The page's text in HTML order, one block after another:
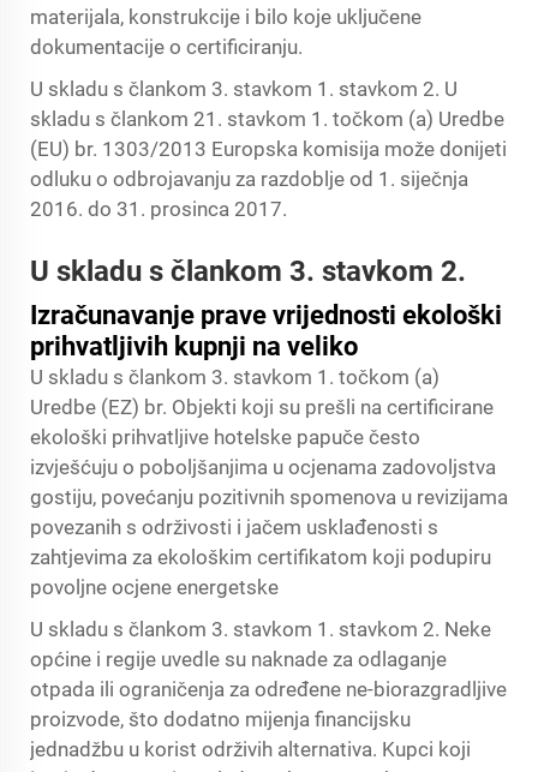
materijala, konstrukcije i bilo koje uključene
dokumentacije o certificiranju.
U skladu s člankom 3. stavkom 1. stavkom 2. U
skladu s člankom 21. stavkom 1. točkom (a) Uredbe
(EU) br. 1303/2013 Europska komisija može donijeti
odluku o odbrojavanju za razdoblje od 1. siječnja
2016. do 31. prosinca 2017.
U skladu s člankom 3. stavkom 2.
Izračunavanje prave vrijednosti ekološki
prihvatljivih kupnji na veliko
U skladu s člankom 3. stavkom 1. točkom (a)
Uredbe (EZ) br. Objekti koji su prešli na certificirane
ekološki prihvatljive hotelske papuče često
izvješćuju o poboljšanjima u ocjenama zadovoljstva
gostiju, povećanju pozitivnih spomenova u revizijama
povezanih s održivosti i jačem usklađenosti s
zahtjevima za ekološkim certifikatom koji podupiru
povoljne ocjene energetske
U skladu s člankom 3. stavkom 1. stavkom 2. Neke
općine i regije uvedle su naknade za odlaganje
otpada ili ograničenja za određene ne-biorazgradljive
proizvode, što dodatno mijenja financijsku
jednadžbu u korist održivih alternativa. Kupci koji